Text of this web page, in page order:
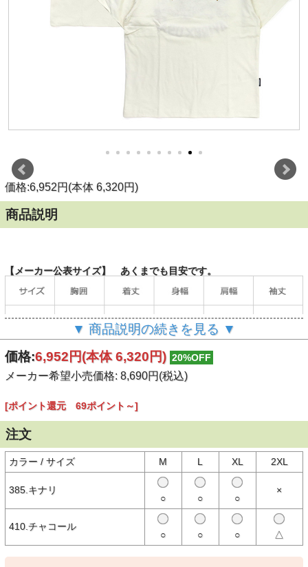
価格:6,952円(本体 6,320円)
商品説明
【メーカー公表サイズ】 あくまでも目安です。
（単位：cm）
【商品説明】
アメカジスタイルにピッタリなAVIREX（アヴィレックス/アビレック
フロントにクラシックなアーチロゴ、背面にはミリタリーテイスト満
点のグラフィックが立体感のあるチェーンステッチ刺繍で表現されて
おり、ヴィンテージ感のある仕上がり。
▼ 商品説明の続きを見る ▼
価格:6,952円(本体 6,320円) 20%OFF
メーカー希望小売価格: 8,690円(税込)
[ポイント還元 69ポイント～]
注文
カラー / サイズ M L XL 2XL
385.キナリ
○
○ ○
×
410.チャコール
○
○ ○ △